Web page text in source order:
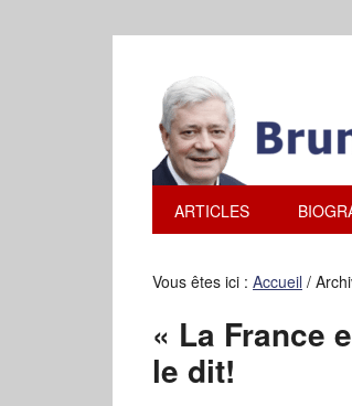
ARTICLES
Vous êtes ici : Accueil /
« La France
le dit!